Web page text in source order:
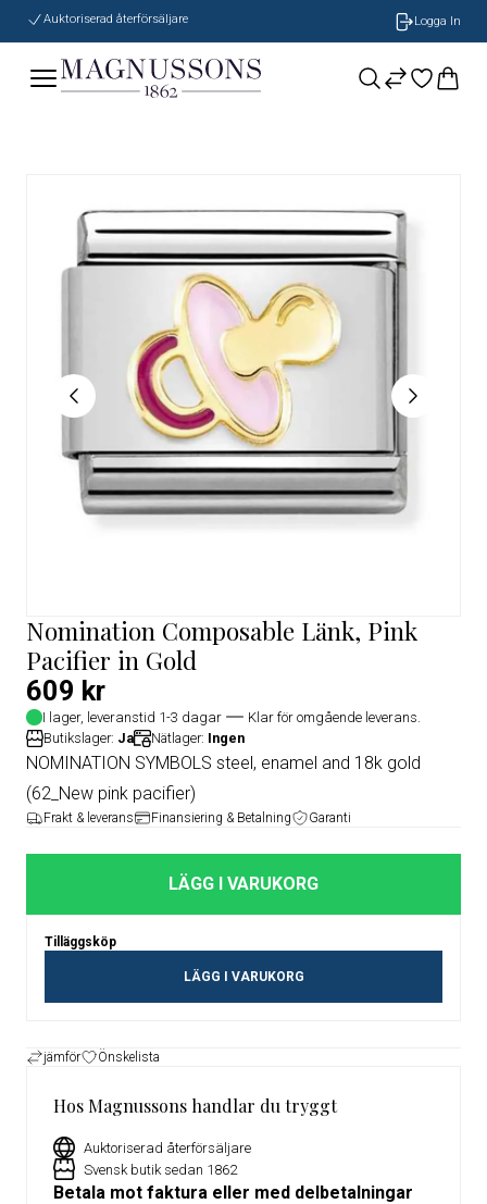
Auktoriserad återförsäljare Logga In
Nomination Composable Länk, Pink
Pacifier in Gold
609 kr
I lager, leveranstid 1-3 dagar
Klar för omgående leverans.
Butikslager: Ja Nätlager: Ingen
NOMINATION SYMBOLS steel, enamel and 18k gold
(62_New pink pacifier)
Frakt & leverans Finansiering & Betalning Garanti
LÄGG I VARUKORG
Tilläggsköp
LÄGG I VARUKORG
jämför Önskelista
Hos Magnussons handlar du tryggt
Auktoriserad återförsäljare
Svensk butik sedan 1862
Betala mot faktura eller med delbetalningar